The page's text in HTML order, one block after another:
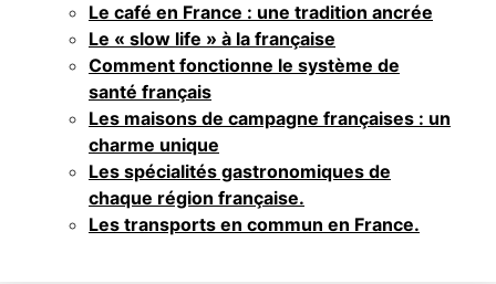
Le café en France : une tradition ancrée
Le « slow life » à la française
Comment fonctionne le système de
santé français
Les maisons de campagne françaises : un
charme unique
Les spécialités gastronomiques de
chaque région française.
Les transports en commun en France.